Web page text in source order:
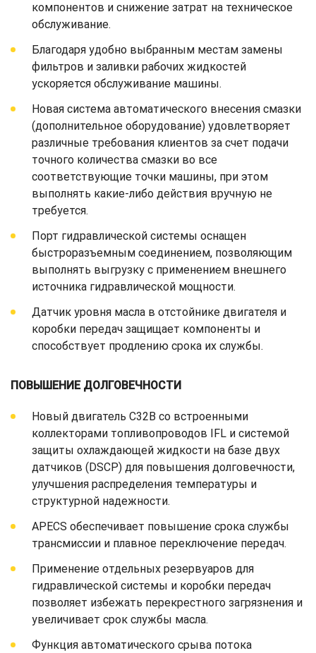
компонентов и снижение затрат на техническое
обслуживание.
Благодаря удобно выбранным местам замены
фильтров и заливки рабочих жидкостей
ускоряется обслуживание машины.
Новая система автоматического внесения смазки
(дополнительное оборудование) удовлетворяет
различные требования клиентов за счет подачи
точного количества смазки во все
соответствующие точки машины, при этом
выполнять какие-либо действия вручную не
требуется.
Порт гидравлической системы оснащен
быстроразъемным соединением, позволяющим
выполнять выгрузку с применением внешнего
источника гидравлической мощности.
Датчик уровня масла в отстойнике двигателя и
коробки передач защищает компоненты и
способствует продлению срока их службы.
ПОВЫШЕНИЕ ДОЛГОВЕЧНОСТИ
Новый двигатель C32B со встроенными
коллекторами топливопроводов IFL и системой
защиты охлаждающей жидкости на базе двух
датчиков (DSCP) для повышения долговечности,
улучшения распределения температуры и
структурной надежности.
APECS обеспечивает повышение срока службы
трансмиссии и плавное переключение передач.
Применение отдельных резервуаров для
гидравлической системы и коробки передач
позволяет избежать перекрестного загрязнения и
увеличивает срок службы масла.
Функция автоматического срыва потока